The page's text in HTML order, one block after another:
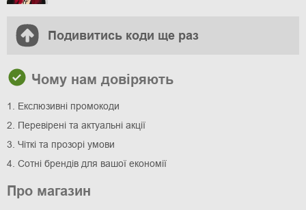
Подивитись коди ще раз
Чому нам довіряють
1. Екслюзивні промокоди
2. Перевірені та актуальні акції
3. Чіткі та прозорі умови
4. Сотні брендів для вашої економії
Про магазин